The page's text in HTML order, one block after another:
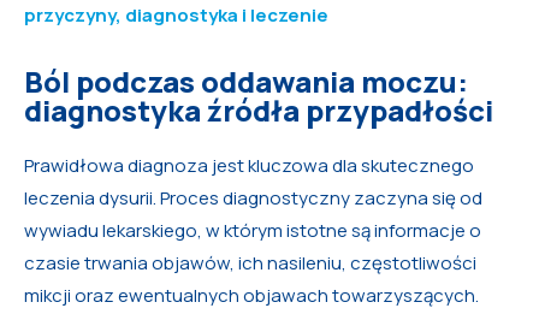
przyczyny, diagnostyka i leczenie
Ból podczas oddawania moczu:
diagnostyka źródła przypadłości
Prawidłowa diagnoza jest kluczowa dla skutecznego
leczenia dysurii. Proces diagnostyczny zaczyna się od
wywiadu lekarskiego, w którym istotne są informacje o
czasie trwania objawów, ich nasileniu, częstotliwości
mikcji oraz ewentualnych objawach towarzyszących.